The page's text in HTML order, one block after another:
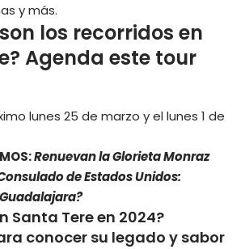
y más.
los recorridos en
Agenda este tour
lunes 25 de marzo y el lunes 1 de
Renuevan la Glorieta Monraz
de Estados Unidos:
Santa Tere en 2024?
conocer su legado y sabor